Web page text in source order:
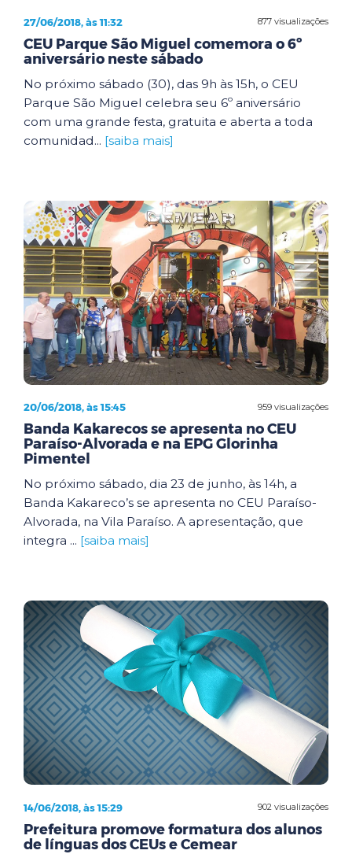
877 visualizações
27/06/2018, às 11:32
CEU Parque São Miguel comemora o 6º
aniversário neste sábado
No próximo sábado (30), das 9h às 15h, o CEU
Parque São Miguel celebra seu 6º aniversário
com uma grande festa, gratuita e aberta a toda
comunidad... [saiba mais]
959 visualizações
20/06/2018, às 15:45
Banda Kakarecos se apresenta no CEU
Paraíso-Alvorada e na EPG Glorinha
Pimentel
No próximo sábado, dia 23 de junho, às 14h, a
Banda Kakareco’s se apresenta no CEU Paraíso-
Alvorada, na Vila Paraíso. A apresentação, que
integra ... [saiba mais]
902 visualizações
14/06/2018, às 15:29
Prefeitura promove formatura dos alunos
de línguas dos CEUs e Cemear